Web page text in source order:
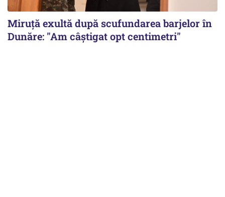
Miruță exultă după scufundarea barjelor în
Dunăre: "Am câștigat opt centimetri"